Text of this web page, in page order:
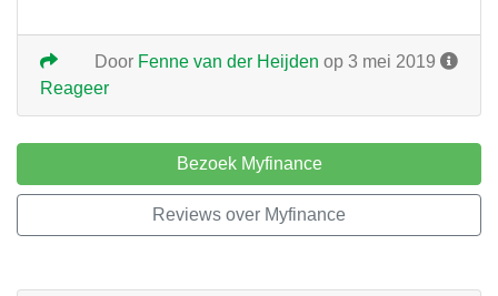
Door Fenne van der Heijden op 3 mei 2019
Reageer
Bezoek Myfinance
Reviews over Myfinance